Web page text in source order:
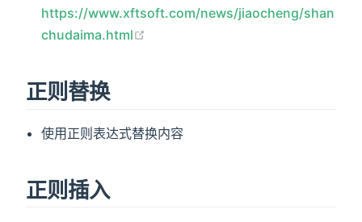
https://www.xftsoft.com/news/jiaocheng/shan
chudaima.html
正则替换
使用正则表达式替换内容
正则插入